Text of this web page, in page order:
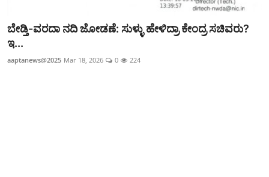
Contact
ಬೇಡ್ತಿ-ವರದಾ ನದಿ ಜೋಡಣೆ: ಸುಳ್ಳು ಹೇಳಿದ್ರಾ ಕೇಂದ್ರ ಸಚಿವರು?
ಇ...
aaptanews@2025 Mar 18, 2026 0 224